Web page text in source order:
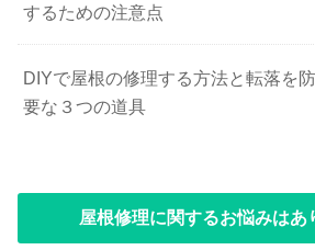
するための注意点
DIYで屋根の修理する方法と転落を
要な３つの道具
屋根修理に関するお悩みはあ